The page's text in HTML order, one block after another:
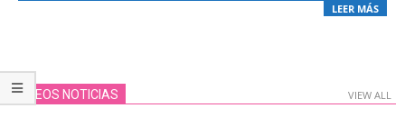
LEER MÁS
VIDEOS NOTICIAS VIEW ALL